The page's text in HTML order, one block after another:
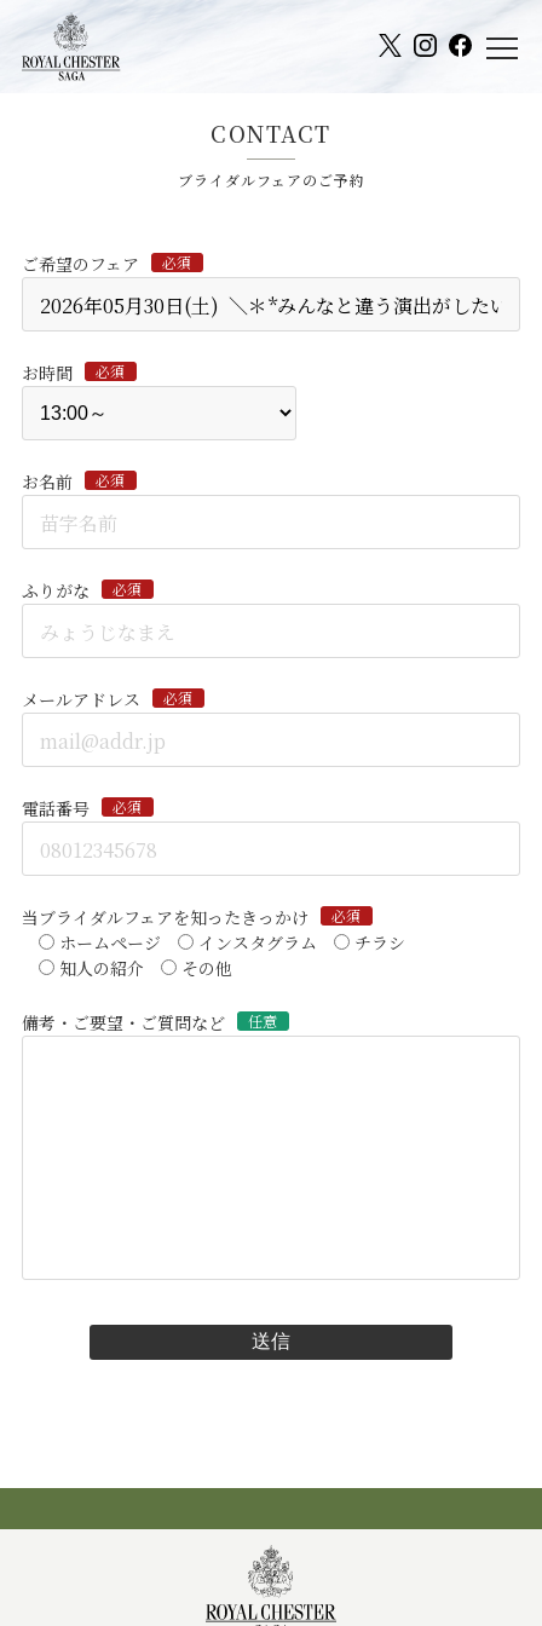
CONTACT
ブライダルフェアのご予約
ご希望のフェア 必須
お時間 必須
お名前 必須
ふりがな 必須
メールアドレス 必須
電話番号 必須
当ブライダルフェアを知ったきっかけ 必須
ホームページ インスタグラム
チラシ
知人の紹介
その他
備考・ご要望・ご質問など 任意